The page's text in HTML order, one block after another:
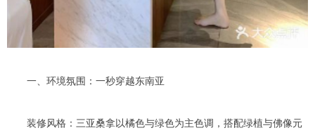
一、环境氛围：一秒穿越东南亚
装修风格：三亚桑拿以橘色与绿色为主色调，搭配绿植与佛像元